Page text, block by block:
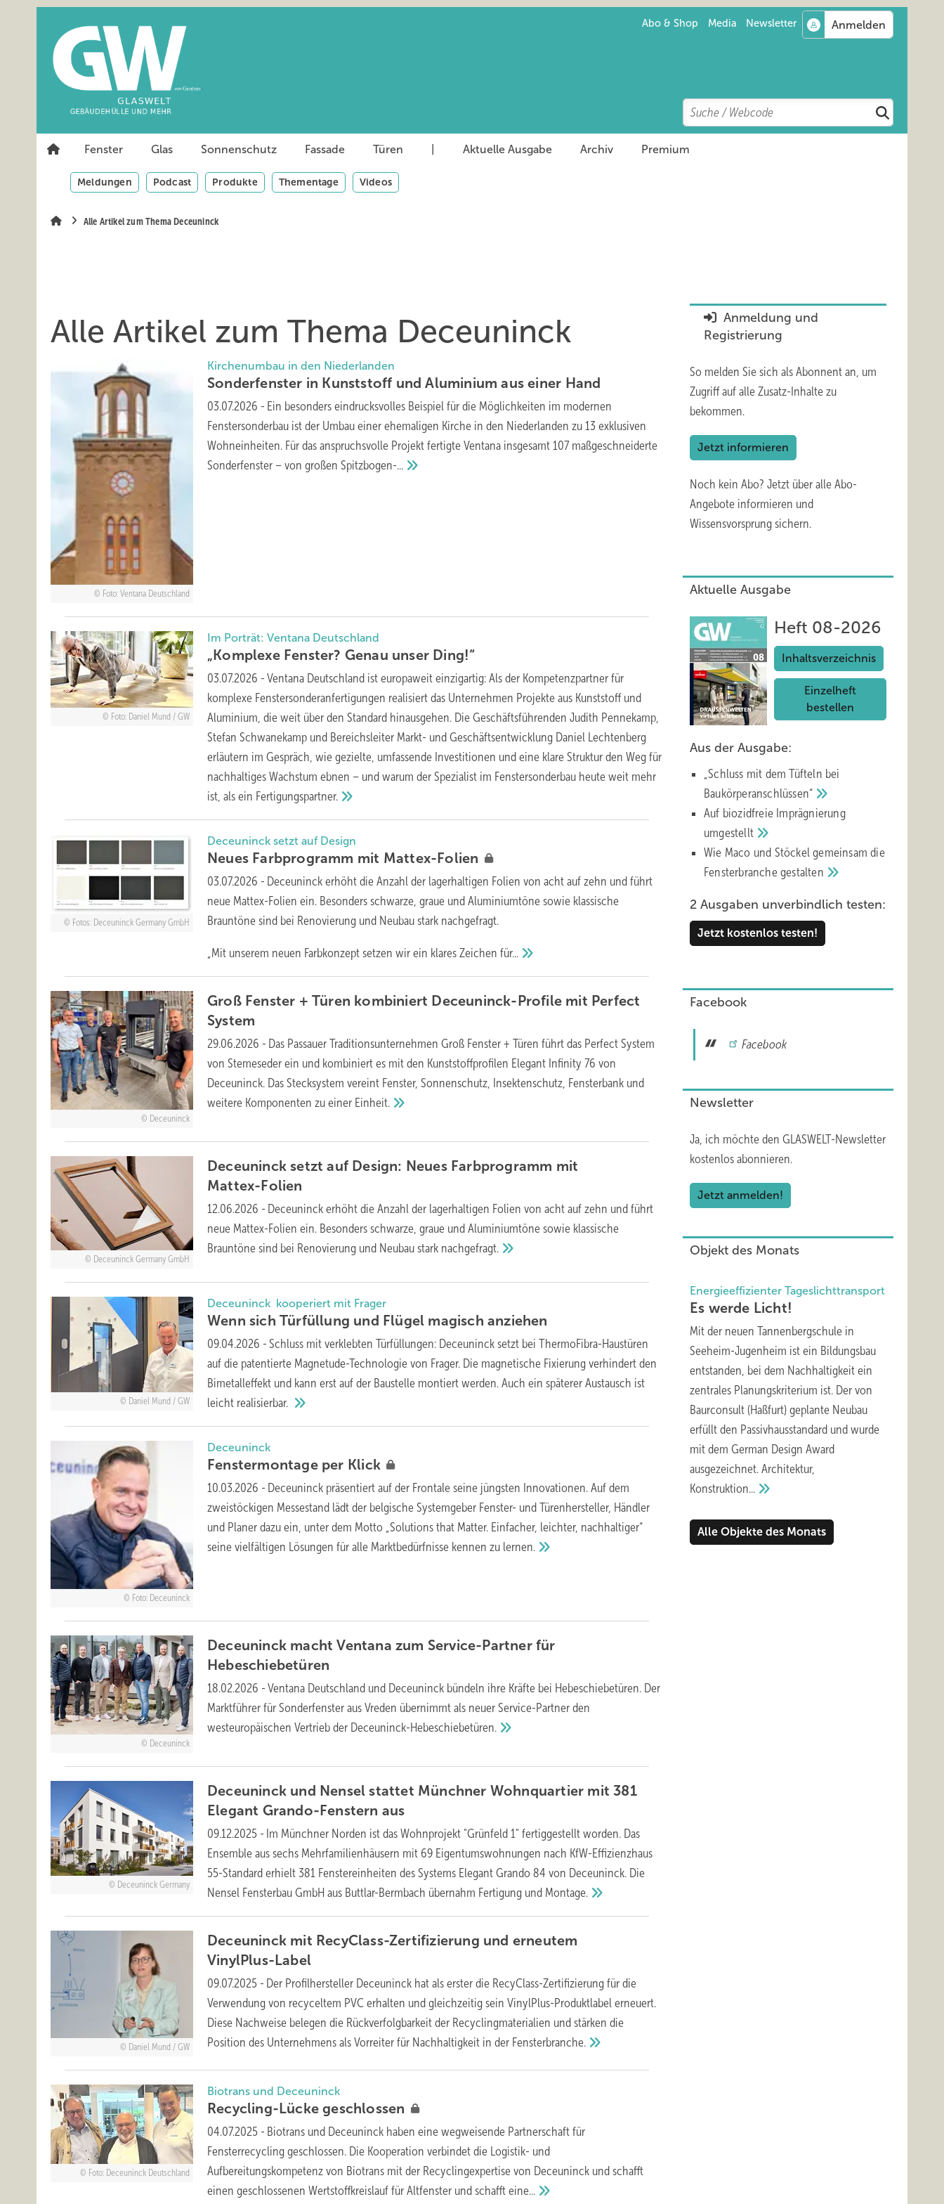
Abo & Shop Media Newsletter
Search
Suchen
Fenster Glas Sonnenschutz Fassade Türen Aktuelle Ausgabe Archiv Premium
Meldungen Podcast Produkte Thementage Videos
Alle Artikel zum Thema Deceuninck
Alle Artikel zum Thema Deceuninck
Foto: Ventana Deutschland
K irchenumbau in den Niederlanden
Sonderfenster in Kunststoff und Aluminium aus einer Hand
03.07.2026 - Ein besonders eindrucksvolles Beispiel für die Möglichkeiten im modernen
Fenstersonderbau ist der Umbau einer ehemaligen Kirche in den Niederlanden zu 13 exklusiven
Wohneinheiten. Für das anspruchsvolle Projekt fertigte Ventana insgesamt 107 maßgeschneiderte
Sonderfenster – von großenSpitzbogen-...
Foto: Daniel Mund / GW
Im Porträt: Ventana Deutschland
„Komple xe Fenster? Genau unser Ding!“
03.07.2026 - Ventana Deutschland ist europaweit einzigartig: Als der Kompetenzpartner für
komplexe Fenstersonderanfertigungen realisiert das Unternehmen Projekte aus Kunststoff und
Aluminium, die weit über den Standard hinausgehen. Die Geschäftsführenden Judith Pennekamp,
Stefan Schwanekamp und Bereichsleiter Markt- und Geschäftsentwicklung Daniel Lechtenberg
erläutern im Gespräch, wie gezielte, umfassende Investitionen und eine klare Struktur den Weg für
nachhaltiges Wachstum ebnen – und warum der Spezialist im Fenstersonderbau heute weit mehr
ist, als ein Fertigungspartner.
Fotos: Deceuninck Germany GmbH
Deceuninck setzt auf Design
Neues Farbprogramm mit Mattex-Folien
03.07.2026 - Deceuninck erhöht die Anzahl der lagerhaltigen Folien von acht auf zehn und führt
neue Mattex-Folien ein. Besonders schwarze, graue und Aluminiumtöne sowie klassische
Brauntöne sind bei Renovierung und Neubau stark nachgefragt.
„Mit unserem neuen Farbkonzept setzen wir ein klares Zeichenfür...
Deceuninck
Groß Fenster + Türen kombiniert Deceuninck-Profile mit Perfect
System
29.06.2026 - Das Passauer Traditionsunternehmen Groß Fenster + Türen führt das Perfect System
von Stemeseder ein und kombiniert es mit den Kunststoffprofilen Elegant Infinity 76 von
Deceuninck. Das Stecksystem vereint Fenster, Sonnenschutz, Insektenschutz, Fensterbank und
weitere Komponenten zu einer Einheit.
Deceuninck Germany GmbH
Deceuninck setzt auf Design: Neues Farbprogramm mit
Mattex-Folien
12.06.2026 - Deceuninck erhöht die Anzahl der lagerhaltigen Folien von acht auf zehn und führt
neue Mattex-Folien ein. Besonders schwarze, graue und Aluminiumtöne sowie klassische
Brauntöne sind bei Renovierung und Neubau stark nachgefragt.
Daniel Mund / GW
Deceuninck kooperiert mit Frager
Wenn sich Türfüllung und Flügel magischanziehen
09.04.2026 - Schluss mit verklebten Türfüllungen: Deceuninck setzt bei ThermoFibra-Haustüren
auf die patentierte Magnetude-Technologie von Frager. Die magnetische Fixierung verhindert den
Bimetalleffekt und kann erst auf der Baustelle montiert werden. Auch ein späterer Austausch ist
leicht realisierbar.
Foto: Deceuninck
Deceuninck
Fenstermontage per Klick
10.03.2026 - Deceuninck präsentiert auf der Frontale seine jüngsten Innovationen. Auf dem
zweistöckigen Messestand lädt der belgische Systemgeber Fenster- und Türenhersteller, Händler
und Planer dazu ein, unter dem Motto „Solutions that Matter. Einfacher, leichter, nachhaltiger“
seine vielfältigen Lösungen für alle Marktbedürfnisse kennen zu lernen.
Deceuninck
Deceuninck macht Ventana zum Service-Partner für
Hebeschiebetüren
18.02.2026 - Ventana Deutschland und Deceuninck bündeln ihre Kräfte bei Hebeschiebetüren. Der
Marktführer für Sonderfenster aus Vreden übernimmt als neuer Service-Partner den
westeuropäischen Vertrieb der Deceuninck-Hebeschiebetüren.
Deceuninck Germany
Deceuninck und Nensel stattet Münchner Wohnquartier mit 381
Elegant Grando-Fenstern aus
09.12.2025 - Im Münchner Norden ist das Wohnprojekt "Grünfeld 1" fertiggestellt worden. Das
Ensemble aus sechs Mehrfamilienhäusern mit 69 Eigentumswohnungen nach KfW-Effizienzhaus
55-Standard erhielt 381 Fenstereinheiten des Systems Elegant Grando 84 von Deceuninck. Die
Nensel Fensterbau GmbH aus Buttlar-Bermbach übernahm Fertigung und Montage.
Daniel Mund / GW
Deceuninck mit RecyClass-Zertifizierung und erneutem
VinylPlus-Label
09.07.2025 - Der Profilhersteller Deceuninck hat als erster die RecyClass-Zertifizierung für die
Verwendung von recyceltem PVC erhalten und gleichzeitig sein VinylPlus-Produktlabel erneuert.
Diese Nachweise belegen die Rückverfolgbarkeit der Recyclingmaterialien und stärken die
Position des Unternehmens als Vorreiter für Nachhaltigkeit in der Fensterbranche.
Foto: Deceuninck Deutschland
Biotrans und Deceuninck
Recycling-Lückegeschlossen
04.07.2025 - Biotrans und Deceuninck haben eine wegweisende Partnerschaft für
Fensterrecycling geschlossen. Die Kooperation verbindet die Logistik- und
Aufbereitungskompetenz von Biotrans mit der Recyclingexpertise von Deceuninck und schafft
einen geschlossenen Wertstoffkreislauf für Altfenster und schaffteine...
Anmeldung und
Registrierung
So melden Sie sich als Abonnent an, um
Zugriff auf alle Zusatz-Inhalte zu
bekommen.
Jetzt informieren
Noch kein Abo? Jetzt über alle Abo-
Angebote informieren und
Wissensvorsprung sichern.
Aktuelle Ausgabe
Heft 08-2026
Inhaltsverzeichnis
Einzelheft
bestellen
Aus der Ausgabe:
„Schluss mit d em Tüfteln bei
Baukörperanschlüssen“
Auf biozidfreie Imprägnierung
umgestellt
Wie Maco und Stöckel gemeinsam die
Fensterbranche gestalten
2 Ausgaben unverbindlich testen:
Jetzt kostenlos testen!
Facebook
Facebook
Newsletter
Ja, ich möchte den GLASWELT-Newsletter
kostenlos abonnieren.
Jetzt anmelden!
Objekt des Monats
Energieeffizienter Tageslichttransport
Es werde Licht!
Mit der neuen Tannenbergschule in
Seeheim-Jugenheim ist ein Bildungsbau
entstanden, bei dem Nachhaltigkeit ein
zentrales Planungskriterium ist. Der von
Baurconsult (Haßfurt) geplante Neubau
erfüllt den Passivhausstandard und wurde
mit dem German Design Award
ausgezeichnet. Architektur,
Konstruktion...
Alle Objekte des Monats